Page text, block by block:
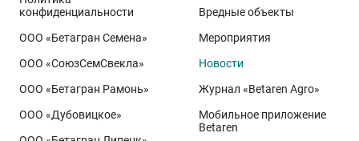
питании, эффективной защите растений и точном
относится к новому поколению сортов орловского
биотипа озимой пшеницы. Это достижение
департамента селекции и семеноводства «Щёлково
Агрохим». Ей принадлежит рекорд
полученный в Орловской области в 2025 году.
конфиденциальности
ООО «Бетагран Семена»
ООО «СоюзСемСвекла»
ООО «Бетагран Рамонь»
ООО «Дубовицкое»
Вредные объекты
Мероприятия
Новости
Журнал «Betaren Agro»
Мобильное приложение
Betaren